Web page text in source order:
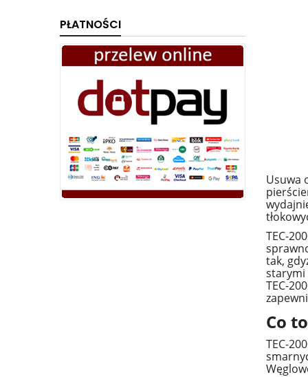
PŁATNOŚCI
Usuwa
TEC-
tak,
starymi
TEC-
Co
TEC-